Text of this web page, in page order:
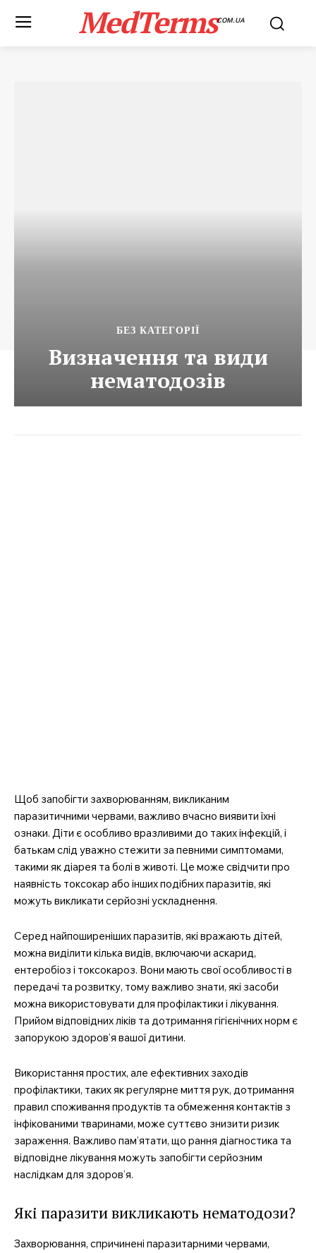
MedTermsCOM.UA
БЕЗ КАТЕГОРІЇ
Визначення та види
нематодозів
Щоб запобігти захворюванням, викликаним
паразитичними червами, важливо вчасно виявити їхні
ознаки. Діти є особливо вразливими до таких інфекцій, і
батькам слід уважно стежити за певними симптомами,
такими як діарея та болі в животі. Це може свідчити про
наявність токсокар або інших подібних паразитів, які
можуть викликати серйозні ускладнення.
Серед найпоширеніших паразитів, які вражають дітей,
можна виділити кілька видів, включаючи аскарид,
ентеробіоз і токсокароз. Вони мають свої особливості в
передачі та розвитку, тому важливо знати, які засоби
можна використовувати для профілактики і лікування.
Прийом відповідних ліків та дотримання гігієнічних норм є
запорукою здоров’я вашої дитини.
Використання простих, але ефективних заходів
профілактики, таких як регулярне миття рук, дотримання
правил споживання продуктів та обмеження контактів з
інфікованими тваринами, може суттєво знизити ризик
зараження. Важливо пам’ятати, що рання діагностика та
відповідне лікування можуть запобігти серйозним
наслідкам для здоров’я.
Які паразити викликають нематодози?
Захворювання, спричинені паразитарними червами,